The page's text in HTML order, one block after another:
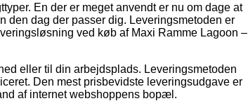
En der er meget anvendt er nu om dage at
den dag der passer dig. Leveringsmetoden er
ved køb af Maxi Ramme Lagoon –
eller til din arbejdsplads. Leveringsmetoden
Den mest prisbevidste leveringsudgave er
af internet webshoppens bopæl.